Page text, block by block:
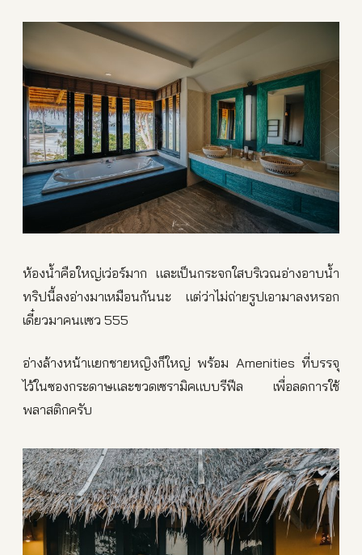
ห้องน้ำคือใหญ่เว่อร์มาก และเป็นกระจกใสบริเวณอ่างอาบน้ำ
ทริปนี้ลงอ่างมาเหมือนกันนะ แต่ว่าไม่ถ่ายรูปเอามาลงหรอก
เดี๋ยวมาคนแซว 555
อ่างล้างหน้าแยกชายหญิงก็ใหญ่ พร้อม Amenities ที่บรรจุ
ไว้ในซองกระดาษและขวดเซรามิคแบบรีฟีล เพื่อลดการใช้
พลาสติกครับ